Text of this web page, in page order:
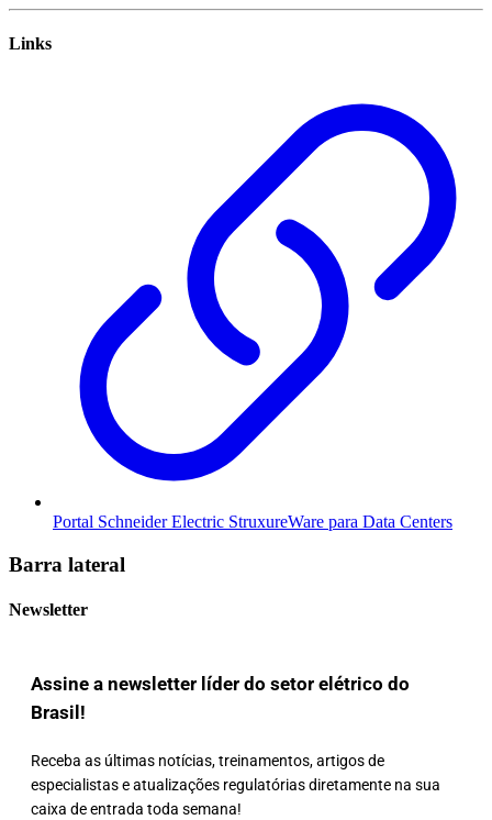
Links
Portal Schneider Electric StruxureWare para Data Centers
Barra lateral
Newsletter
Assine a newsletter líder do setor elétrico do
Brasil!
Receba as últimas notícias, treinamentos, artigos de
especialistas e atualizações regulatórias diretamente na sua
caixa de entrada toda semana!